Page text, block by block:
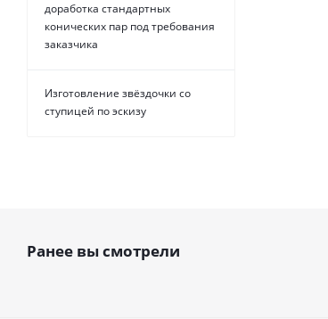
доработка стандартных
конических пар под требования
заказчика
Изготовление звёздочки со
ступицей по эскизу
Ранее вы смотрели